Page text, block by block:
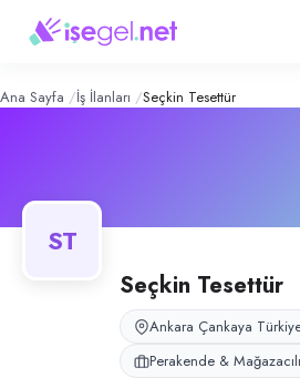
Tesettür –
Konum:
Seçkin Tesettür, Ankara Çankaya Kızılay
Ana Sayfa İş İlanları Seçkin Tesettür
ST
Seçkin Tesettür
Ankara Çankaya
Perakende &